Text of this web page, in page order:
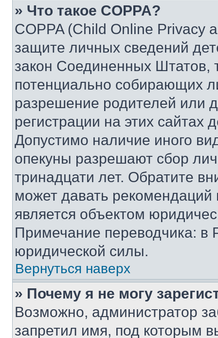
» Что такое COPPA?
COPPA (Child Online Privacy
защите личных сведений
закон Соединенных Штатов,
потенциально собирающих
разрешение родителей или
регистрации на этих сайтах
Допустимо наличие иного
опекуны разрешают сбор
тринадцати лет. Обратите
может давать
является объектом
Примечание переводчика: в
юридической силы.
Вернуться наверх
» Почему я не могу
Возможно, администратор
запретил имя, под которым